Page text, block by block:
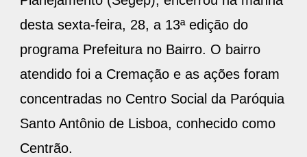
desta sexta-feira, 28, a 13ª edição do
programa Prefeitura no Bairro. O bairro
atendido foi a Cremação e as ações foram
concentradas no Centro Social da Paróquia
Santo Antônio de Lisboa, conhecido como
Centrão.